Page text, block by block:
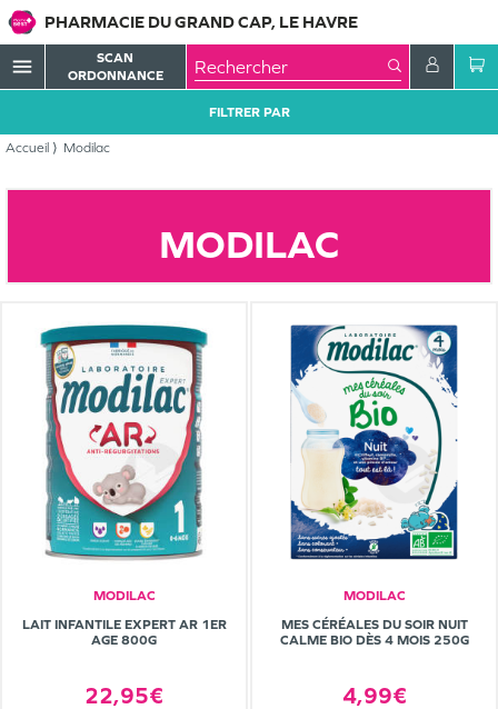
PHARMACIE DU GRAND CAP, LE HAVRE
menu
SCAN
ORDONNANCE
Accueil Modilac
FILTRER PAR
MODILAC
MODILAC
LAIT INFANTILE EXPERT AR 1ER
AGE 800G
22,95€
MODILAC
MES CÉRÉALES DU SOIR NUIT
CALME BIO DÈS 4 MOIS 250G
4,99€